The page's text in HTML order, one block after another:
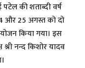
पटेल की शताब्दी वर्ष
और 25 अगस्त को दो
किया गया। इस
नन्द किशोर यादव